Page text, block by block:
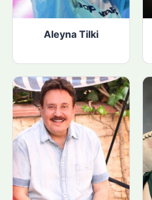
Aleyna Tilki